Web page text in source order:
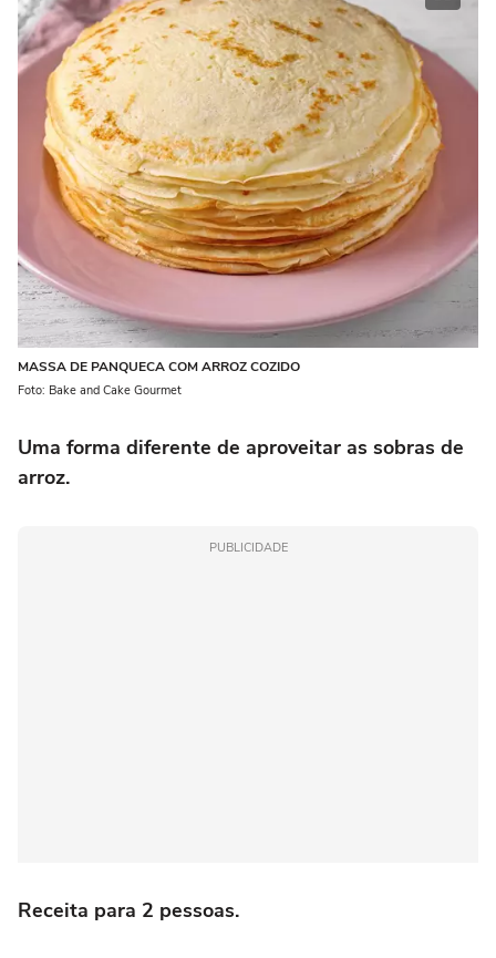
MASSA DE PANQUECA COM ARROZ COZIDO
Foto: Bake and Cake Gourmet
Uma forma diferente de aproveitar as sobras de
arroz.
PUBLICIDADE
Receita para 2 pessoas.